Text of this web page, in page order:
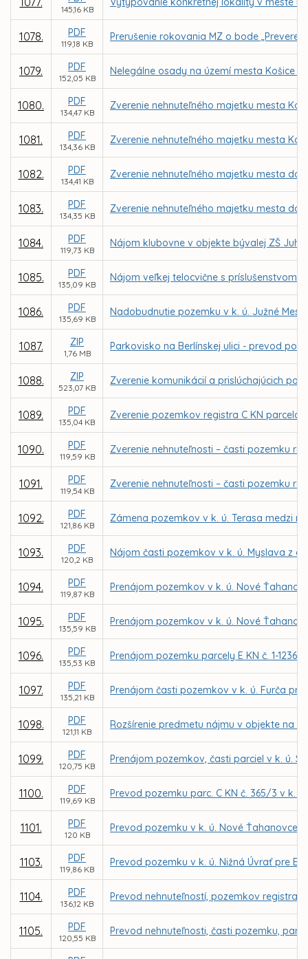
145,16 KB
1078. PDF
119,18 KB
Prerušenie rokovania MZ o bode
1079. PDF
152,05 KB
Nelegálne osady na území mesta Košice
1080. PDF
134,47 KB
Zverenie nehnuteľného majetku mesta
1081. PDF
134,36 KB
Zverenie nehnuteľného majetku mesta
1082. PDF
134,41 KB
Zverenie nehnuteľného majetku mesta do
1083. PDF
134,35 KB
Zverenie nehnuteľného majetku mesta do
1084. PDF
119,73 KB
Nájom klubovne v objekte bývalej ZŠ
1085. PDF
135,09 KB
Nájom veľkej telocvične s príslušenstvom
1086. PDF
135,69 KB
Nadobudnutie pozemku v k. ú. Južné
1087. ZIP
1,76 MB
Parkovisko na Berlínskej ulici - prevod
1088. ZIP
523,07 KB
Zverenie komunikácií a prislúchajúcich
1089. PDF
135,04 KB
Zverenie pozemkov registra C KN parcela
1090. PDF
119,59 KB
Zverenie nehnuteľnosti – časti pozemku
1091. PDF
119,54 KB
Zverenie nehnuteľnosti – časti pozemku
1092. PDF
121,86 KB
Zámena pozemkov v k. ú. Terasa medzi
1093. PDF
120,2 KB
Nájom časti pozemkov v k. ú. Myslava z
1094. PDF
119,87 KB
Prenájom pozemkov v k. ú. Nové
1095. PDF
135,59 KB
Prenájom pozemkov v k. ú. Nové
1096. PDF
135,53 KB
Prenájom pozemku parcely E KN č. 1-
1097. PDF
135,21 KB
Prenájom časti pozemkov v k. ú. Furča
1098. PDF
121,11 KB
Rozšírenie predmetu nájmu v objekte na
1099. PDF
120,75 KB
Prenájom pozemkov, časti parciel v k. ú.
1100. PDF
119,69 KB
Prevod pozemku parc. C KN č. 365/3 v k.
1101. PDF
120 KB
Prevod pozemku v k. ú. Nové Ťahanovce
1103. PDF
119,86 KB
Prevod pozemku v k. ú. Nižná Úvrať pre
1104. PDF
136,12 KB
Prevod nehnuteľností, pozemkov registra
1105. PDF
120,55 KB
Prevod nehnuteľnosti, časti pozemku,